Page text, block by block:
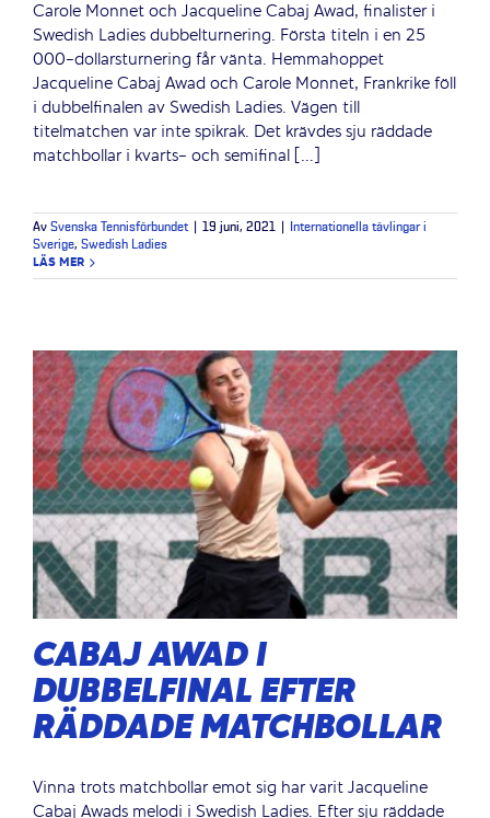
Carole Monnet och Jacqueline Cabaj Awad, finalister i
Swedish Ladies dubbelturnering. Första titeln i en 25
000-dollarsturnering får vänta. Hemmahoppet
Jacqueline Cabaj Awad och Carole Monnet, Frankrike föll
i dubbelfinalen av Swedish Ladies. Vägen till
titelmatchen var inte spikrak. Det krävdes sju räddade
matchbollar i kvarts- och semifinal [...]
Av Svenska Tennisförbundet 19 juni, 2021
Internationella tävlingar i
Sverige, Swedish Ladies
LÄS MER
CABAJ AWAD I
DUBBELFINAL EFTER
RÄDDADE MATCHBOLLAR
Vinna trots matchbollar emot sig har varit Jacqueline
Cabaj Awads melodi i Swedish Ladies. Efter sju räddade